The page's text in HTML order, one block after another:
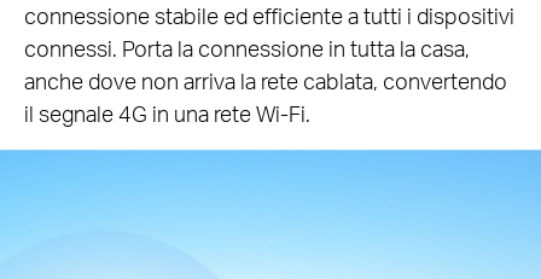
connessione stabile ed efficiente a tutti i dispositivi
connessi. Porta la connessione in tutta la casa,
anche dove non arriva la rete cablata, convertendo
il segnale 4G in una rete Wi-Fi.